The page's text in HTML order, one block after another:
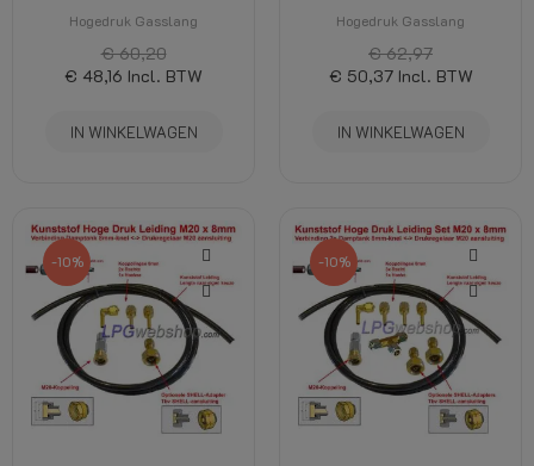
Hogedruk Gasslang
€ 60,20
€ 48,16 Incl. BTW
IN WINKELWAGEN
Hogedruk Gasslang
€ 62,97
€ 50,37 Incl. BTW
IN WINKELWAGEN
-10% -10%